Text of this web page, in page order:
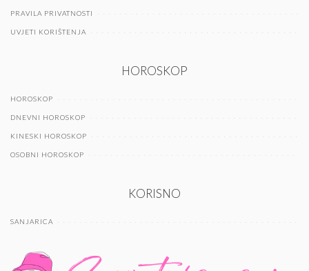
PRAVILA PRIVATNOSTI
UVJETI KORIŠTENJA
HOROSKOP
HOROSKOP
DNEVNI HOROSKOP
KINESKI HOROSKOP
OSOBNI HOROSKOP
KORISNO
SANJARICA